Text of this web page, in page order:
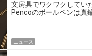
文房具でワクワクしてい
Pencoのボールペンは真
ニュース